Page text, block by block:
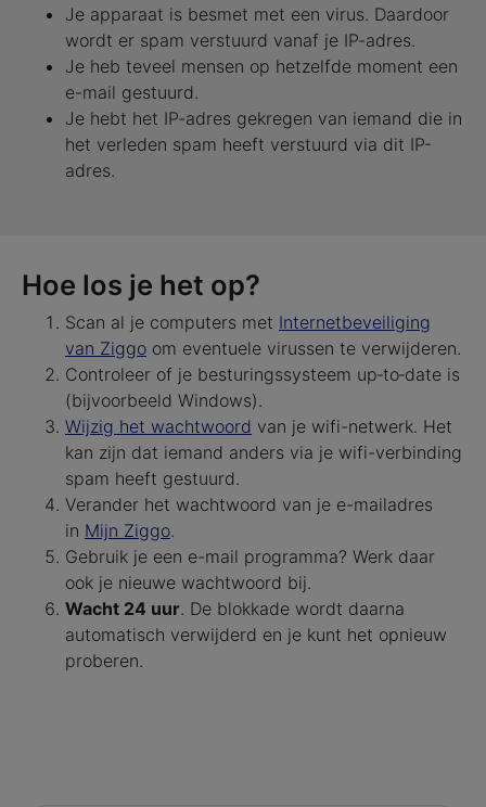
Je apparaat is besmet met een virus. Daardoor
wordt er spam verstuurd vanaf je IP-adres.
Je heb teveel mensen op hetzelfde moment een
e-mail gestuurd.
Je hebt het IP-adres gekregen van iemand die in
het verleden spam heeft verstuurd via dit IP-
adres.
Hoe los je het op?
Scan al je computers met Internetbeveiliging
van Ziggo om eventuele virussen te verwijderen.
Controleer of je besturingssysteem up‑to‑date is
(bijvoorbeeld Windows).
Wijzig het wachtwoord van je wifi-netwerk. Het
kan zijn dat iemand anders via je wifi-verbinding
spam heeft gestuurd.
Verander het wachtwoord van je e-mailadres
in Mijn Ziggo.
Gebruik je een e-mail programma? Werk daar
ook je nieuwe wachtwoord bij.
Wacht 24 uur. De blokkade wordt daarna
automatisch verwijderd en je kunt het opnieuw
proberen.